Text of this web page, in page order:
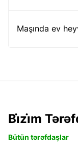
Maşında ev
Bi̇zi̇m
Bütün tərəfdaşlar